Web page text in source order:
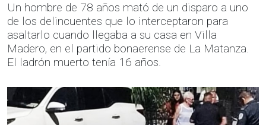
Un hombre de 78 años mató de un disparo a uno
de los delincuentes que lo interceptaron para
asaltarlo cuando llegaba a su casa en Villa
Madero, en el partido bonaerense de La Matanza.
El ladrón muerto tenía 16 años.